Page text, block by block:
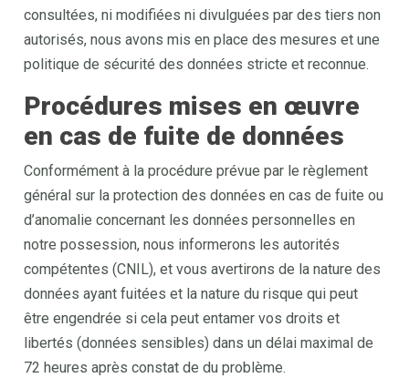
consultées, ni modifiées ni divulguées par des tiers non
autorisés, nous avons mis en place des mesures et une
politique de sécurité des données stricte et reconnue.
Procédures mises en œuvre
en cas de fuite de données
Conformément à la procédure prévue par le règlement
général sur la protection des données en cas de fuite ou
d’anomalie concernant les données personnelles en
notre possession, nous informerons les autorités
compétentes (CNIL), et vous avertirons de la nature des
données ayant fuitées et la nature du risque qui peut
être engendrée si cela peut entamer vos droits et
libertés (données sensibles) dans un délai maximal de
72 heures après constat de du problème.